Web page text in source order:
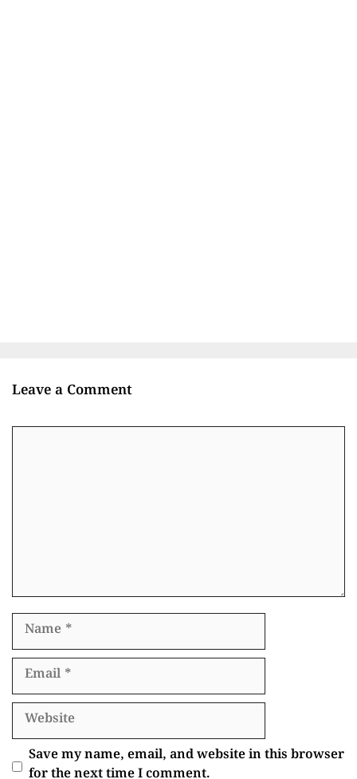
Leave a Comment
Name
Email
Website
Save my name, email, and website in this browser